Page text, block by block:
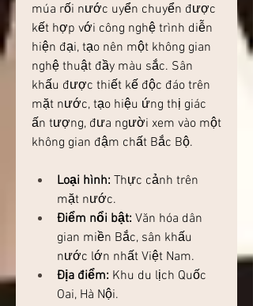
múa rối nước uyển chuyển được
kết hợp với công nghệ trình diễn
hiện đại, tạo nên một không gian
nghệ thuật đầy màu sắc. Sân
khấu được thiết kế độc đáo trên
mặt nước, tạo hiệu ứng thị giác
ấn tượng, đưa người xem vào một
không gian đậm chất Bắc Bộ.
Loại hình: Thực cảnh trên
mặt nước.
Điểm nổi bật: Văn hóa dân
gian miền Bắc, sân khấu
nước lớn nhất Việt Nam.
Địa điểm: Khu du lịch Quốc
Oai, Hà Nội.